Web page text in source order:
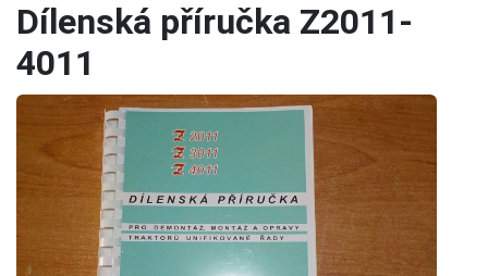
Dílenská příručka Z2011-
4011